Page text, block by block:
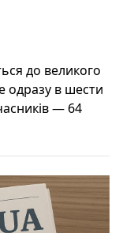
до великого
одразу в шести
— 64